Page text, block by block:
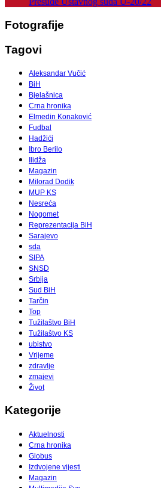
Fotografije
Tagovi
Aleksandar Vučić
BiH
Bjelašnica
Crna hronika
Elmedin Konaković
Fudbal
Hadžići
Ibro Berilo
Ilidža
Magazin
Milorad Dodik
MUP KS
Nesreća
Nogomet
Reprezentacija BiH
Sarajevo
sda
SIPA
SNSD
Srbija
Sud BiH
Tarčin
Top
Tužilaštvo BiH
Tužilaštvo KS
ubistvo
Vrijeme
zdravlje
zmajevi
Život
Kategorije
Aktuelnosti
Crna hronika
Globus
Izdvojene vijesti
Magazin